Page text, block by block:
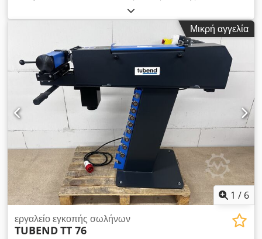
mm Στροφές: 2905 στροφές/λεπτό Ταχύτητα ταινίας: 30 m/sec
Ισχύς κινητήρα: 3 kW Τάση: 400 V Βάρος: 200 kg Λειτουργία
μέσω μοχλού εκκεντροφόρου Dcodpfxsyv Nvye Ahcsk
Εξοπλισμός/Αξεσουάρ: - Κύλινδροι λείανσης: 1/2", 3/4", 1", 1
1/4", 2", 2 1/2" - Κάτοχος κυλίνδρων λείανσης
Μικρή αγγελία
1 / 6
εργαλείο εγκοπής σωλήνων
TUBENDTT 76